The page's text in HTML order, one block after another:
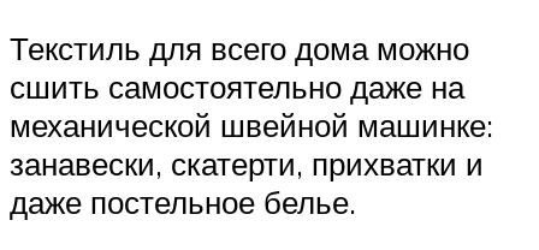
Текстиль для всего дома можно
сшить самостоятельно даже на
механической швейной машинке:
занавески, скатерти, прихватки и
даже постельное белье.